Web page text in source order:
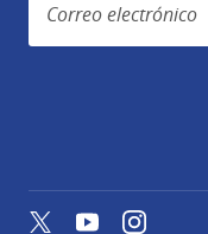
TwitterYouTubeInstagram